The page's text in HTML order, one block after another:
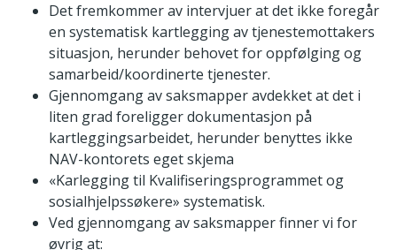
Det fremkommer av intervjuer at det ikke foregår
en systematisk kartlegging av tjenestemottakers
situasjon, herunder behovet for oppfølging og
samarbeid/koordinerte tjenester.
Gjennomgang av saksmapper avdekket at det i
liten grad foreligger dokumentasjon på
kartleggingsarbeidet, herunder benyttes ikke
NAV-kontorets eget skjema
«Karlegging til Kvalifiseringsprogrammet og
sosialhjelpssøkere» systematisk.
Ved gjennomgang av saksmapper finner vi for
øvrig at: